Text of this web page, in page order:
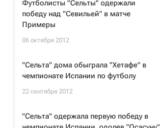
Футболисты "Сельты" одержали
победу над "Севильей" в матче
Примеры
06 октября 2012
"Сельта" дома обыграла "Хетафе" в
чемпионате Испании по футболу
22 сентября 2012
"Сельта" одержала первую победу в